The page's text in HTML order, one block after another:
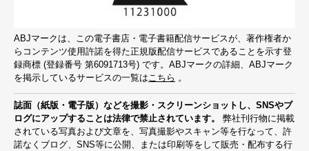
ABJマークは、この電子書店・電子書籍配信サービスが、著作権者か
らコンテンツ使用許諾を得た正規版配信サービスであることを示す登
録商標 (登録番号 第6091713号) です。ABJマークの詳細、ABJマーク
を掲示しているサービスの一覧はこちら 。
誌面（紙版・電子版）などを撮影・スクリーンショットし、SNSやブ
ログにアップすることは法律で禁止されています。
弊社刊行物に掲載
されている写真および文章を、写真撮影やスキャン等を行なって、許
諾なくブログ、SNS等に公開、または印刷等をして販売・配布する行